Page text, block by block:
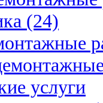
(24)
услуги